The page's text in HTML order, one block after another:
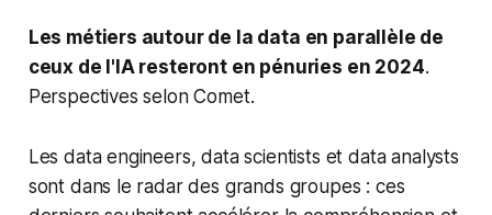
Les métiers autour de la data en parallèle de
ceux de l'IA resteront en pénuries en 2024.
Perspectives selon Comet.
Les data engineers, data scientists et data analysts
sont dans le radar des grands groupes : ces